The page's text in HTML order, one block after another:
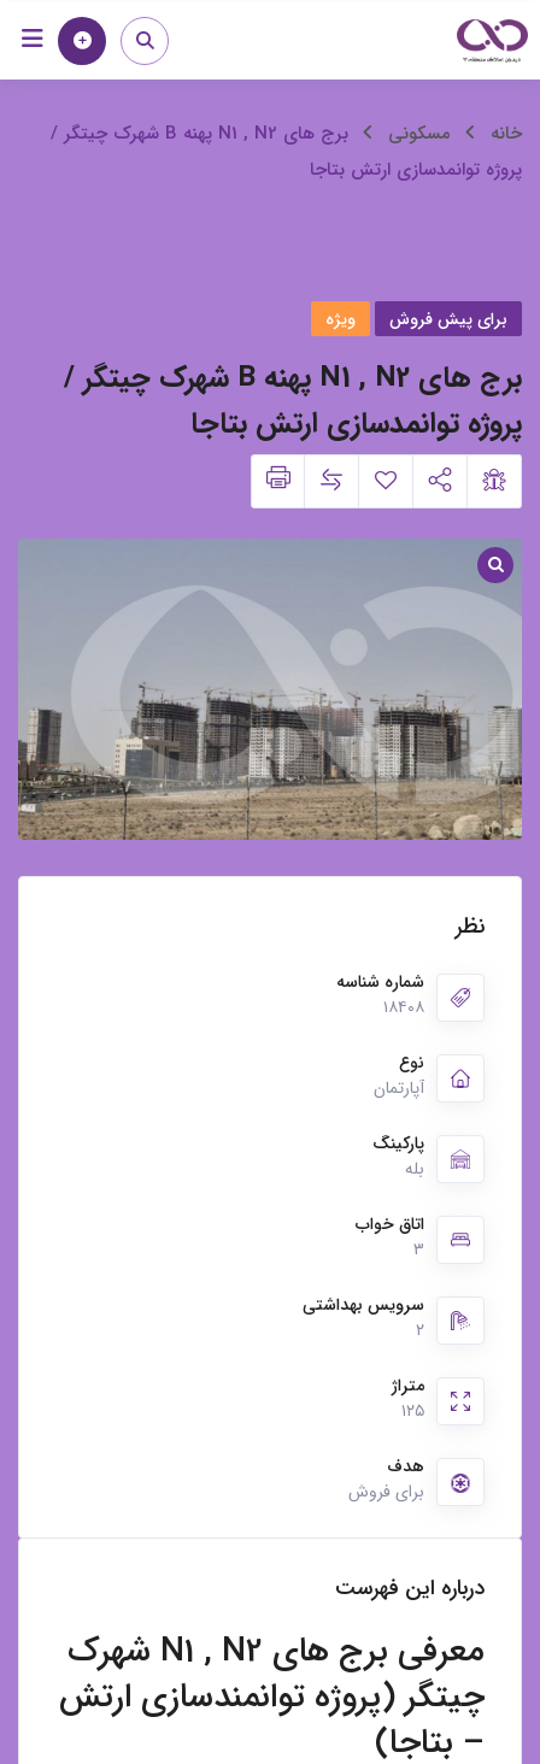
پرش
به
محتوا
خانه
برج
های
,
N2
پهنه
B
شهرک
چیتگر
/
پروژه
توانمدسازی
ارتش
بتاجا
خانه مسکونی
برج های N1 , N2 پهنه B شهرک چیتگر /
پروژه توانمدسازی ارتش بتاجا
برای پیش فروش ویژه
برج های N1 , N2 پهنه B شهرک چیتگر /
پروژه توانمدسازی ارتش بتاجا
نظر
شماره شناسه
۱۸۴۰۸
نوع
آپارتمان
پارکینگ
بله
اتاق خواب
۳
سرویس بهداشتی
۲
متراژ
۱۲۵
هدف
برای فروش
درباره این فهرست
معرفی برج های N1 , N2 شهرک
چیتگر (پروژه توانمندسازی ارتش
– بتاجا)